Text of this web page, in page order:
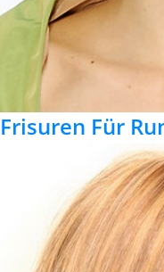
Frisuren Für